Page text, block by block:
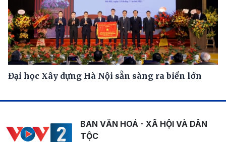
Đại học Xây dựng Hà Nội sẵn sàng ra biển lớn
BAN VĂN HOÁ - XÃ HỘI VÀ DÂN
TỘC